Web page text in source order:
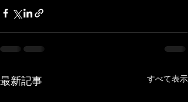
最新記事 すべて表示